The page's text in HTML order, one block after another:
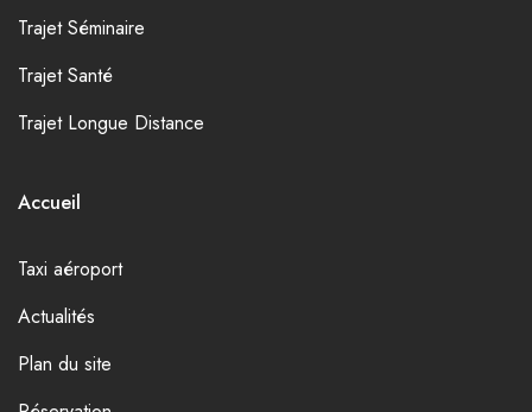
Trajet Séminaire
Trajet Santé
Trajet Longue Distance
Accueil
Taxi aéroport
Actualités
Plan du site